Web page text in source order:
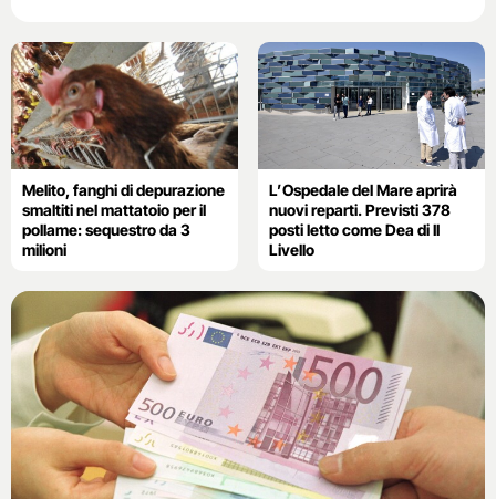
Melito, fanghi di depurazione
smaltiti nel mattatoio per il
pollame: sequestro da 3
milioni
L’Ospedale del Mare aprirà
nuovi reparti. Previsti 378
posti letto come Dea di II
Livello